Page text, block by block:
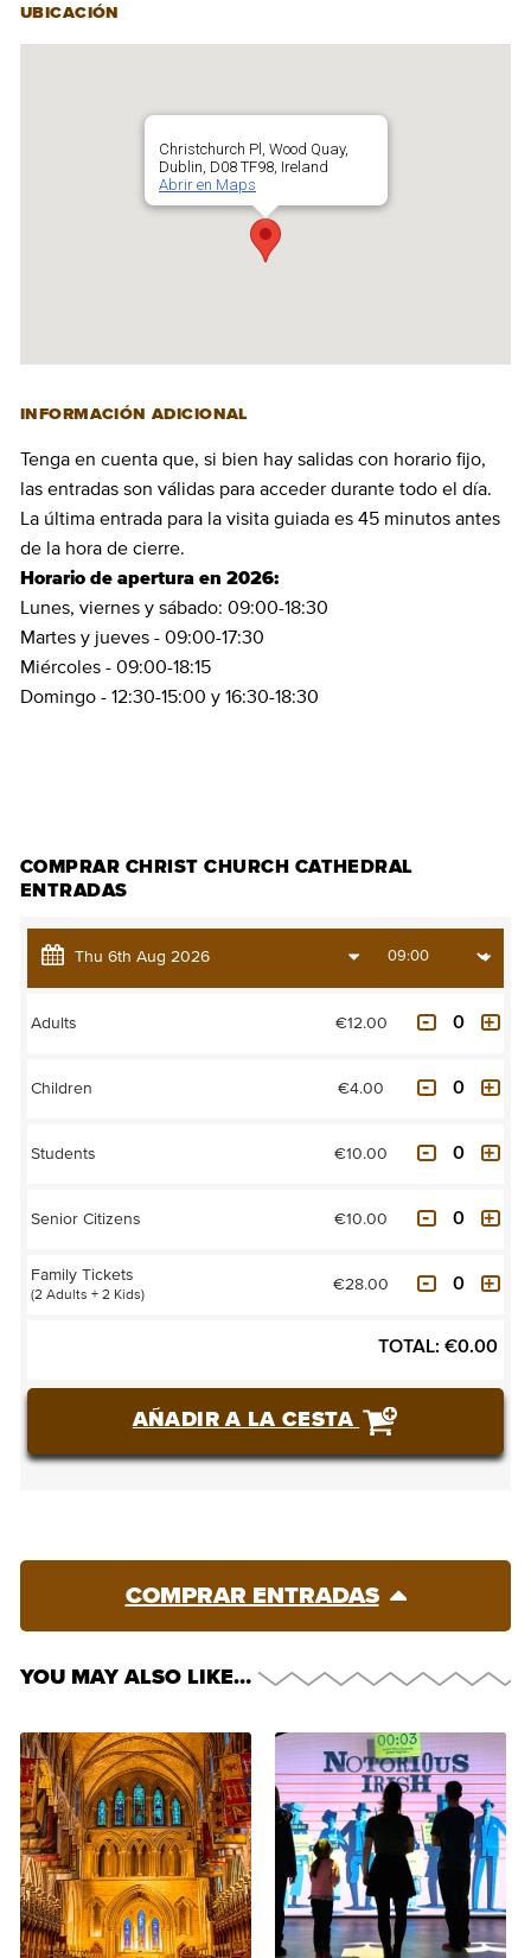
UBICACIÓN
Christchurch Pl, Wood Quay,
Dublin, D08 TF98, Ireland
Abrir en Maps
INFORMACIÓN ADICIONAL
Tenga en cuenta que, si bien hay salidas con horario fijo,
las entradas son válidas para acceder durante todo el día.
La última entrada para la visita guiada es 45 minutos antes
de la hora de cierre.
Horario de apertura en 2026:
Lunes, viernes y sábado: 09:00-18:30
Martes y jueves - 09:00-17:30
Miércoles - 09:00-18:15
Domingo - 12:30-15:00 y 16:30-18:30
COMPRAR CHRIST CHURCH CATHEDRAL
ENTRADAS
Adults €12.00
Children €4.00
Students €10.00
Senior Citizens €10.00
Family Tickets
(2 Adults + 2 Kids)
€28.00
TOTAL: €0.00
AÑADIR A LA CESTA
COMPRAR ENTRADAS
YOU MAY ALSO LIKE…